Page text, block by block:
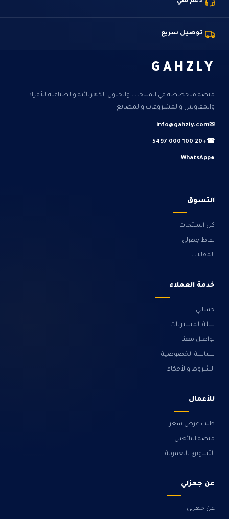
توصيل سريع
GAHZLY
منصة متخصصة في المنتجات والحلول الكهربائية والصناعية للأفراد
والمقاولين والمشروعات والمصانع.
✉
info@gahzly.com
☎
+20 100 000 5497
●
WhatsApp
التسوق
كل المنتجات
نقاط جهزلي
المقالات
خدمة العملاء
حسابي
سلة المشتريات
تواصل معنا
سياسة الخصوصية
الشروط والأحكام
للأعمال
طلب عرض سعر
منصة البائعين
التسويق بالعمولة
عن جهزلي
عن جهزلي